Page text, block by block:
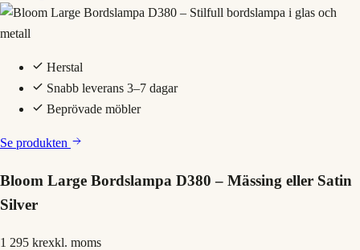
Herstal
Snabb leverans 3–7 dagar
Beprövade möbler
Se produkten
Bloom Large Bordslampa D380 – Mässing eller Satin
Silver
1 295 krexkl. moms